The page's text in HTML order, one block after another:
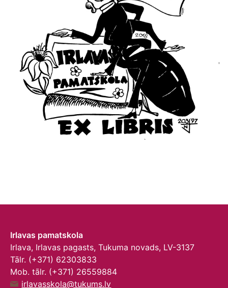
Irlavas pamatskola
Irlava, Irlavas pagasts, Tukuma novads, LV-3137
Tālr. (+371) 62303833
Mob. tālr. (+371) 26559884
irlavasskola@tukums.lv